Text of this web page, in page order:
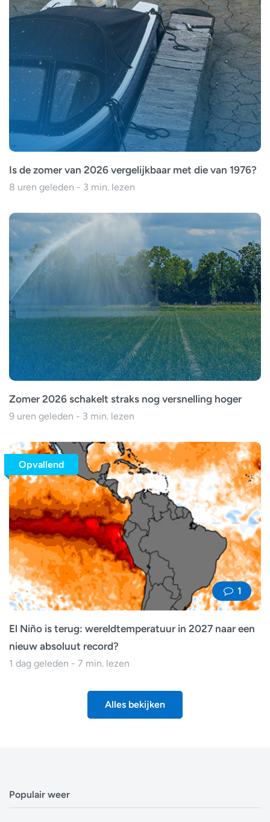
Is de zomer van 2026 vergelijkbaar met die van 1976?
8 uren geleden - 3 min. lezen
Zomer 2026 schakelt straks nog versnelling hoger
9 uren geleden - 3 min. lezen
1
Opvallend
El Niño is terug: wereldtemperatuur in 2027 naar een
nieuw absoluut record?
1 dag geleden - 7 min. lezen
Alles bekijken
Populair weer